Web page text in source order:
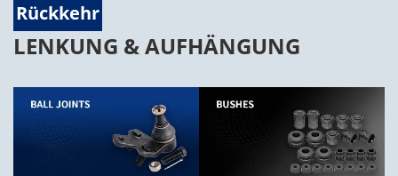
Rückkehr
LENKUNG & AUFHÄNGUNG